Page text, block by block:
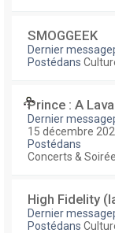
SMOGGEEK
Dernier
Postédans
Prince : A
Dernier
15 décembre
Postédans
Concerts &
High Fidelity
Dernier
Postédans